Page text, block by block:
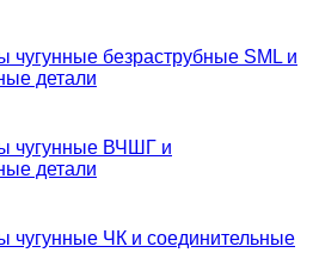
чугунные безраструбные SML и
детали
чугунные ВЧШГ и
детали
чугунные ЧК и соединительные